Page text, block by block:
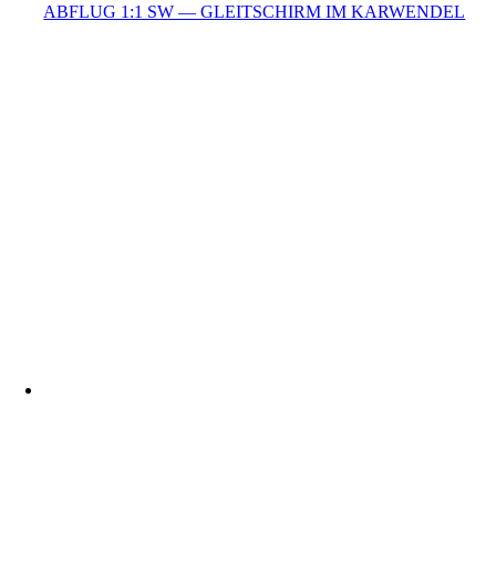
ABFLUG 1:1 SW — GLEITSCHIRM IM KARWENDEL